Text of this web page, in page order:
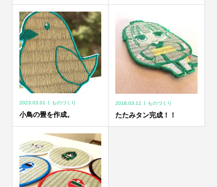
2023.03.01 ものづくり
小鳥の畳を作成。
2018.03.11 ものづくり
たたみタン完成！！